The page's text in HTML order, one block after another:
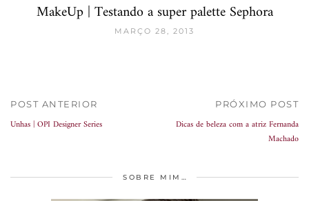
MakeUp | Testando a super palette Sephora
MARÇO 28, 2013
POST ANTERIOR
Unhas | OPI Designer Series
PRÓXIMO POST
Dicas de beleza com a atriz Fernanda
Machado
SOBRE MIM…